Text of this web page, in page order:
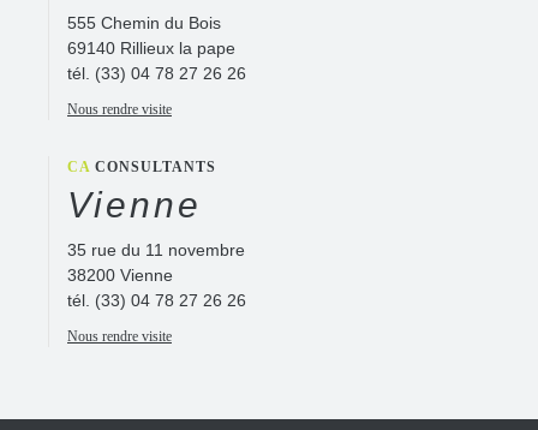
555 Chemin du Bois
69140 Rillieux la pape
tél. (33) 04 78 27 26 26
Nous rendre visite
CACONSULTANTS
Vienne
35 rue du 11 novembre
38200 Vienne
tél. (33) 04 78 27 26 26
Nous rendre visite